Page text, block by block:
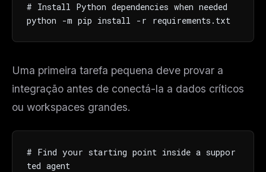
# Install Python dependencies when needed
python -m pip install -r requirements.txt
Uma primeira tarefa pequena deve provar a
integração antes de conectá-la a dados críticos
ou workspaces grandes.
# Find your starting point inside a suppor
ted agent